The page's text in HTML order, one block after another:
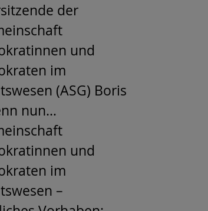
der
und
im
(ASG) Boris
nun…
und
im
–